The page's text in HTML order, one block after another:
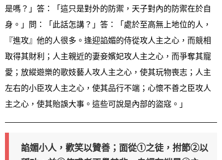
是嗎？」答：「這只是對外的防禦，天子對內的防禦在於自
身。」問：「此話怎講？」答：「處於至高無上地位的人，
『進攻』他的人很多。逢迎諂媚的侍從攻人主之心，而競相
取得其財利；人主親近的妻妾嬪妃攻人主之心，而爭奪其寵
愛；放縱遊樂的歌妓藝人攻人主之心，使其玩物喪志；人主
左右的小臣攻人主之心，使其品行不端；心懷不善之臣攻人
主之心，使其貽誤大事。這些可說是內部的盜寇。」
諂媚小人，歡笑以贊善；面從①之徒，拊節②以